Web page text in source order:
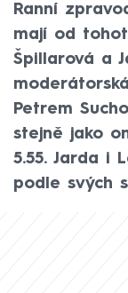
Ranní
mají od
Špillarová a
Petrem
stejně jako
5.55. Jarda i
podle svých